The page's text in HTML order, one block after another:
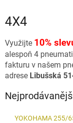
4X4
Využijte 10%
alespoň 4
fakturu v našem
adrese Libušská
YOKOHAMA 255/